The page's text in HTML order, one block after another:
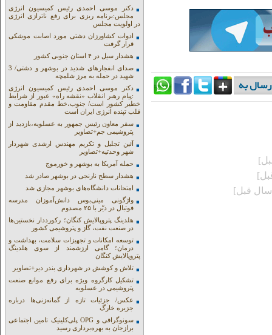
دکتر موسی احمدی رئیس کمیسیون انرژی
مجلس:برنامه ریزی برای رفع ناترازی انرژی
در اولویت مجلس
ادوات کشاورزان دشتی مورد اصابت موشکی
قرار گرفت
هشدار سیل در ۴ استان جنوبی کشور
صدای انفجارهای شدید در بوشهر و دشتی/ 3
شهید در حمله به مرز شلمچه
دکتر موسی احمدی رئیس کمیسیون انرژی
:پیام رهبر انقلاب «نقشه راه» عبور از شرایط
خطیر کشور است/ جنوب،خط مقدم مقاومت و
قلب تپنده انرژی ایران است
سفر معاون رئیس جمهور به عسلویه،بازدید از
پتروشیمی جم+تصاویر
آئین تجلیل و تکریم مهندس ارشدی شهردار
شهر وحدتیه+تصاویر
حمله آمریکا به بوشهر و خورموج
هشدار سطح نارنجی در بوشهر صادر شد
امتحانات دانشگاه‌های بوشهر مجازی شد
واژگونی مینی‌بوس دانش‌آموزان مدرسه
فوتبال در دیّر با ۲۵ مصدوم
هلدینگ پتروپالایش کنگان؛ رکورددار نخستین‌ها
در صنعت نفت، گاز و پتروشیمی کشور
توسعه امکانات و تجهیزات سلامت، بهداشت و
درمان؛ گامی ارزشمند از سوی هلدینگ
پتروپالایش کنگان
تلاش و کوشش در شهرداری بندر دیر+تصاویر
تشکیل کارگروه ویژه برای رفع موانع صنعت
پتروشیمی در عسلویه
عکس/ جزئیات تازه از گمانه‌زنی‌ها درباره
جزیره خارگ
سونوگرافی و OPG پلی‌کلینیک تامین اجتماعی
برازجان به بهره‌برداری رسید